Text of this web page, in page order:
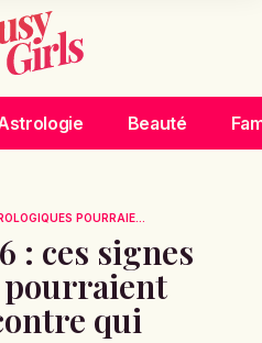
Beauté
POURRAIE...
: ces signes
qui